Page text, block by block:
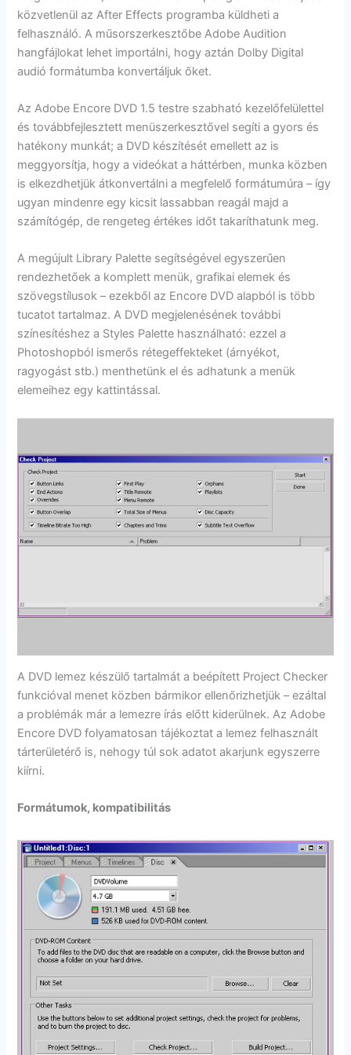
közvetlenül az After Effects programba küldheti a
felhasználó. A műsorszerkesztőbe Adobe Audition
hangfájlokat lehet importálni, hogy aztán Dolby Digital
audió formátumba konvertáljuk őket.
Az Adobe Encore DVD 1.5 testre szabható kezelőfelülettel
és továbbfejlesztett menüszerkesztővel segíti a gyors és
hatékony munkát; a DVD készítését emellett az is
meggyorsítja, hogy a videókat a háttérben, munka közben
is elkezdhetjük átkonvertálni a megfelelő formátumúra – így
ugyan mindenre egy kicsit lassabban reagál majd a
számítógép, de rengeteg értékes időt takaríthatunk meg.
A megújult Library Palette segítségével egyszerűen
rendezhetőek a komplett menük, grafikai elemek és
szövegstílusok – ezekből az Encore DVD alapból is több
tucatot tartalmaz. A DVD megjelenésének további
színesítéshez a Styles Palette használható: ezzel a
Photoshopból ismerős rétegeffekteket (árnyékot,
ragyogást stb.) menthetünk el és adhatunk a menük
elemeihez egy kattintással.
A DVD lemez készülő tartalmát a beépített Project Checker
funkcióval menet közben bármikor ellenőrizhetjük – ezáltal
a problémák már a lemezre írás előtt kiderülnek. Az Adobe
Encore DVD folyamatosan tájékoztat a lemez felhasznált
tárterületérő is, nehogy túl sok adatot akarjunk egyszerre
kiírni.
Formátumok, kompatibilitás